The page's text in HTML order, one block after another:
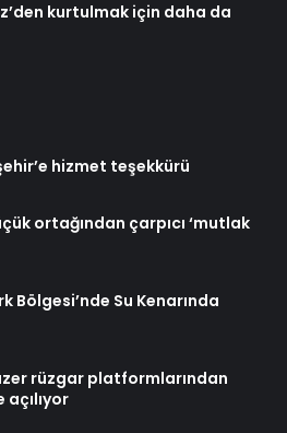
kurtulmak için daha da
hizmet teşekkürü
ortağından çarpıcı ‘mutlak
Bölgesi’nde Su Kenarında
rüzgar platformlarından
açılıyor